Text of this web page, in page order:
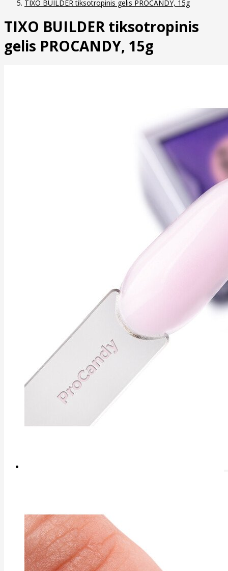
TIXO BUILDER tiksotropinis gelis PROCANDY, 15g
TIXO BUILDER tiksotropinis
gelis PROCANDY, 15g